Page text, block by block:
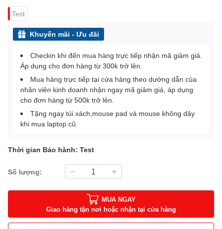
Test
Khuyến mãi - Ưu đãi
Checkin khi đến mua hàng trực tiếp nhận mã giảm giá.
Áp dụng cho đơn hàng từ 300k trở lên.
Mua hàng trực tiếp tại cửa hàng theo dướng dẫn của
nhân viên kinh doanh nhận ngay mã giảm giá, áp dụng
cho đơn hàng từ 500k trở lên.
Tặng ngay túi xách,mouse pad và mouse không dây
khi mua laptop cũ.
Thời gian Bảo hành: Test
Số lượng:
MUA NGAY
Giao hàng tận nơi hoặc nhận tại cửa hàng